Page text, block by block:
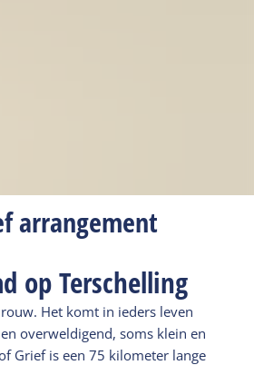
arrangement
op Terschelling
Het komt in ieders leven
overweldigend, soms klein en
Grief is een 75 kilometer lange